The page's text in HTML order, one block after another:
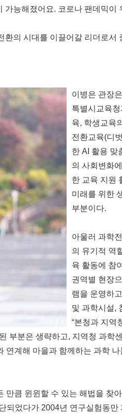
능해졌어요. 코로나 팬데믹이
의 시대를 이끌어갈 리더로서
이병은 관장
특별시교육
육, 학생교육
전환교육(디
한 AI 활용 맞
의 사회변화
한 교육 지원
미래를 위한
부분이다.
아울러 과학
의 유기적 역
육 활동에 참
권역별 현장
램을 운영하
및 과학시설,
“본청과 지역
분은 생략하고, 지역청 과학
계해 마을과 함께하는 과학
큼 윈윈할 수 있는 해법을 찾
었다가 2004년 연구실험동